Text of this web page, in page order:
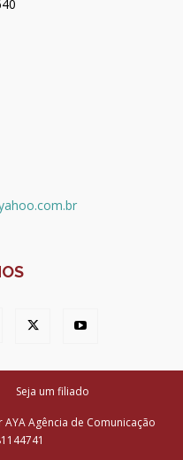
Seja um filiado
Agência de Comunicação